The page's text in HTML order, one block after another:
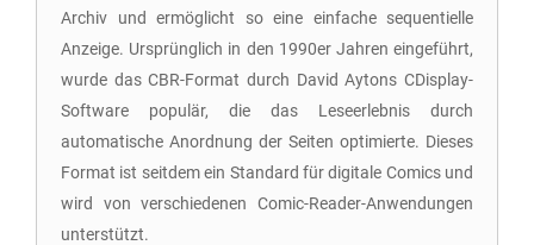
Archiv und ermöglicht so eine einfache sequentielle
Anzeige. Ursprünglich in den 1990er Jahren eingeführt,
wurde das CBR-Format durch David Aytons CDisplay-
Software populär, die das Leseerlebnis durch
automatische Anordnung der Seiten optimierte. Dieses
Format ist seitdem ein Standard für digitale Comics und
wird von verschiedenen Comic-Reader-Anwendungen
unterstützt.